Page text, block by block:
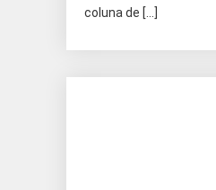
coluna de […]